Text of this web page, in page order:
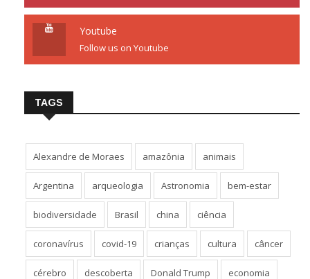
Youtube
Follow us on Youtube
TAGS
Alexandre de Moraes amazônia animais
Argentina arqueologia Astronomia bem-estar
biodiversidade Brasil china ciência
coronavírus covid-19 crianças cultura câncer
cérebro descoberta Donald Trump economia